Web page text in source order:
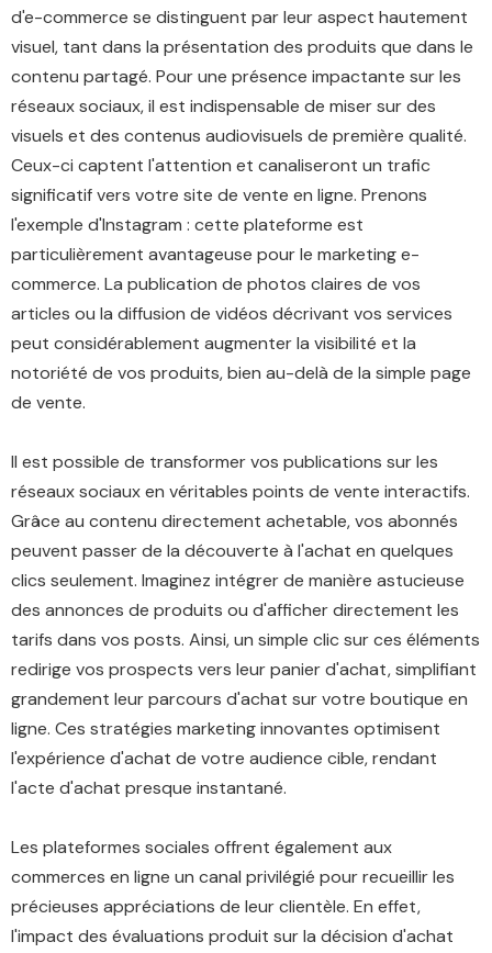
d'e-commerce se distinguent par leur aspect hautement
visuel, tant dans la présentation des produits que dans le
contenu partagé. Pour une présence impactante sur les
réseaux sociaux, il est indispensable de miser sur des
visuels et des contenus audiovisuels de première qualité.
Ceux-ci captent l'attention et canaliseront un trafic
significatif vers votre site de vente en ligne. Prenons
l'exemple d'Instagram : cette plateforme est
particulièrement avantageuse pour le marketing e-
commerce. La publication de photos claires de vos
articles ou la diffusion de vidéos décrivant vos services
peut considérablement augmenter la visibilité et la
notoriété de vos produits, bien au-delà de la simple page
de vente.
Il est possible de transformer vos publications sur les
réseaux sociaux en véritables points de vente interactifs.
Grâce au contenu directement achetable, vos abonnés
peuvent passer de la découverte à l'achat en quelques
clics seulement. Imaginez intégrer de manière astucieuse
des annonces de produits ou d'afficher directement les
tarifs dans vos posts. Ainsi, un simple clic sur ces éléments
redirige vos prospects vers leur panier d'achat, simplifiant
grandement leur parcours d'achat sur votre boutique en
ligne. Ces stratégies marketing innovantes optimisent
l'expérience d'achat de votre audience cible, rendant
l'acte d'achat presque instantané.
Les plateformes sociales offrent également aux
commerces en ligne un canal privilégié pour recueillir les
précieuses appréciations de leur clientèle. En effet,
l'impact des évaluations produit sur la décision d'achat